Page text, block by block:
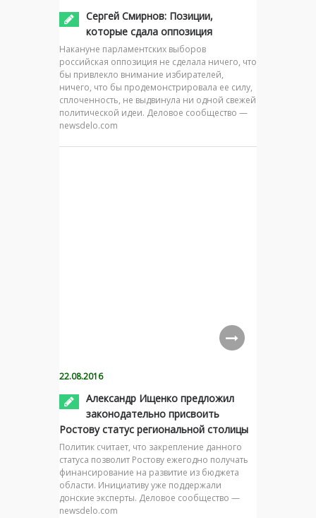
Сергей Смирнов: Позиции,
которые сдала оппозиция
Накануне парламентских выборов
российская оппозиция не сделала ничего, что
бы привлекло внимание избирателей,
ничего, что бы продемонстрировала ее силу,
сплоченность, не выдвинула ни одной свежей
политической идеи. Деловое сообщество —
newsdelo.com
22.08.2016
Александр Ищенко предложил
законодательно присвоить
Ростову статус региональной столицы
Политик считает, что закрепление данного
статуса позволит Ростову ежегодно получать
финансирование на развитие из бюджета
области. Инициативу уже поддержали
донские эксперты. Деловое сообщество —
newsdelo.com